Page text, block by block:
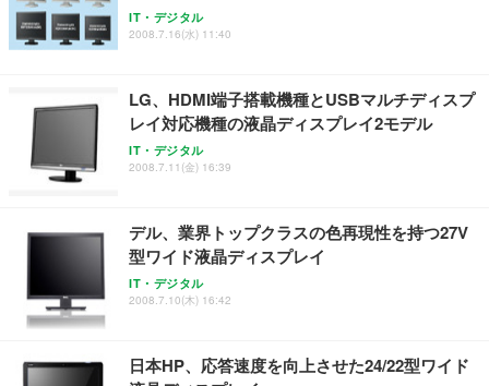
務用 おしゃれ パソコンチェア (ホワイト)
ANDWINT オフィスチェア デスクチェア 肘なし メ
ト 幅52×奥行58.5×高さ84～96cm テレワーク 在宅
勤務 ブラック
￥4,139
【MiniLED/24.5inch/280Hz/FHD】GRAPHT THE S
像低減 (3年保証 | 輝点保証 | 日本メーカー)
￥34,980
アイリスオーヤマ ペットシーツ 超厚型 お徳用 レギ
￥3,731
IT・デジタル
2008.7.16(水) 11:40
LG、HDMI端子搭載機種とUSBマルチディスプ
レイ対応機種の液晶ディスプレイ2モデル
IT・デジタル
2008.7.11(金) 16:39
デル、業界トップクラスの色再現性を持つ27V
型ワイド液晶ディスプレイ
IT・デジタル
2008.7.10(木) 16:42
日本HP、応答速度を向上させた24/22型ワイド